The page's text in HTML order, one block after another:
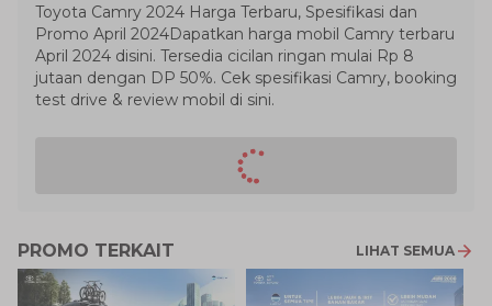
Toyota Camry 2024 Harga Terbaru, Spesifikasi dan
Promo April 2024Dapatkan harga mobil Camry terbaru
April 2024 disini. Tersedia cicilan ringan mulai Rp 8
jutaan dengan DP 50%. Cek spesifikasi Camry, booking
test drive & review mobil di sini.
PROMO TERKAIT LIHAT SEMUA